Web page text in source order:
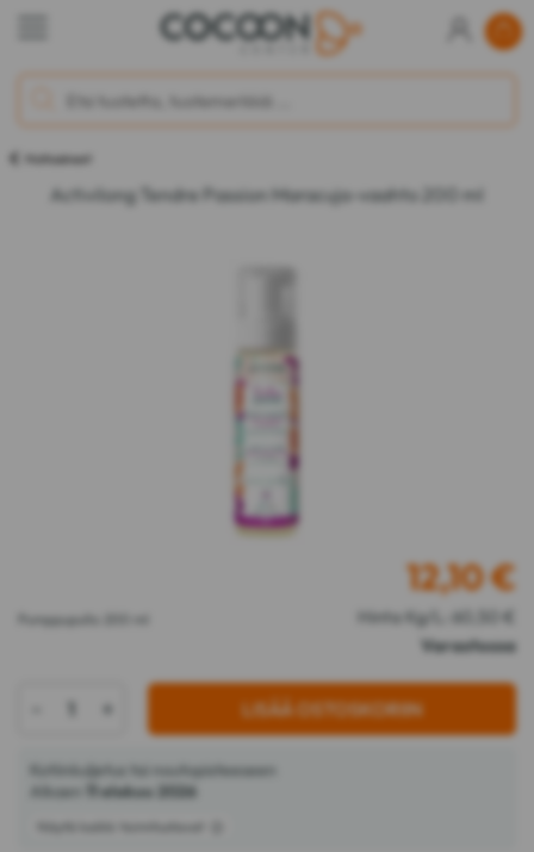
Hoitoaineet
Activilong Tendre Passion Maracuja-vaahto 200 ml
Pumppupullo 200 ml
12,10€
Hinta Kg/L: 60,50 €
Varastossa
+ LISÄÄ OSTOSKORIIN
Kotiinkuljetus tai noutopisteeseen
Alkaen
11 elokuu 2026
Näytä kaikki toimitustavat